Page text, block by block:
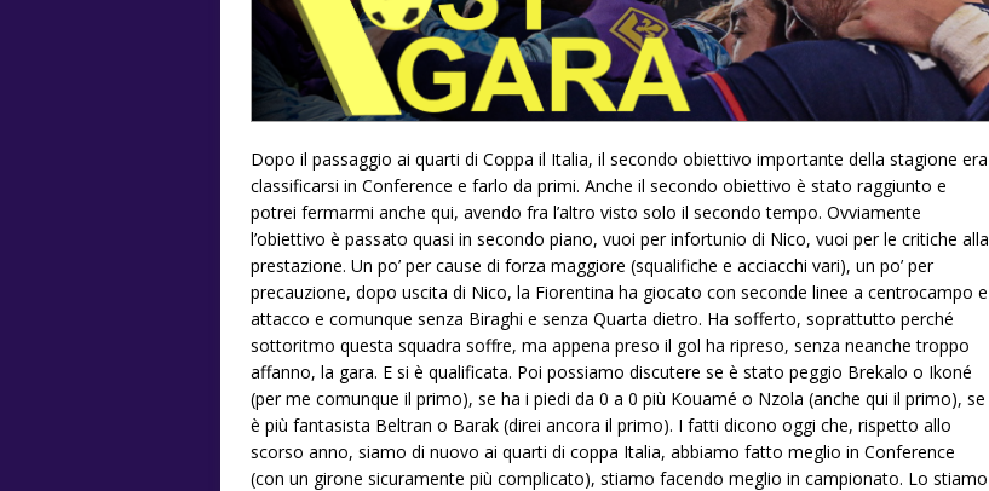
Dopo il passaggio ai quarti di Coppa il Italia, il secondo obiettivo importante della stagione era
classificarsi in Conference e farlo da primi. Anche il secondo obiettivo è stato raggiunto e
potrei fermarmi anche qui, avendo fra l’altro visto solo il secondo tempo. Ovviamente
l’obiettivo è passato quasi in secondo piano, vuoi per infortunio di Nico, vuoi per le critiche alla
prestazione. Un po’ per cause di forza maggiore (squalifiche e acciacchi vari), un po’ per
precauzione, dopo uscita di Nico, la Fiorentina ha giocato con seconde linee a centrocampo e
attacco e comunque senza Biraghi e senza Quarta dietro. Ha sofferto, soprattutto perché
sottoritmo questa squadra soffre, ma appena preso il gol ha ripreso, senza neanche troppo
affanno, la gara. E si è qualificata. Poi possiamo discutere se è stato peggio Brekalo o Ikoné
(per me comunque il primo), se ha i piedi da 0 a 0 più Kouamé o Nzola (anche qui il primo), se
è più fantasista Beltran o Barak (direi ancora il primo). I fatti dicono oggi che, rispetto allo
scorso anno, siamo di nuovo ai quarti di coppa Italia, abbiamo fatto meglio in Conference
(con un girone sicuramente più complicato), stiamo facendo meglio in campionato. Lo stiamo